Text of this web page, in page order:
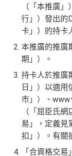
$300)
對比
DBS
Chok支付寶
賺！
積分無限期
兌換里數免手
有DBS可以
DBS Expedia
❎ 缺點
（「本推廣
行」）發出的
卡」）的持卡
本推廣的推廣
期」）。
持卡人於推廣
日」）以適用
市」）、
（「屈臣氏
易」，定義見
扣」）。有關
「合資格交